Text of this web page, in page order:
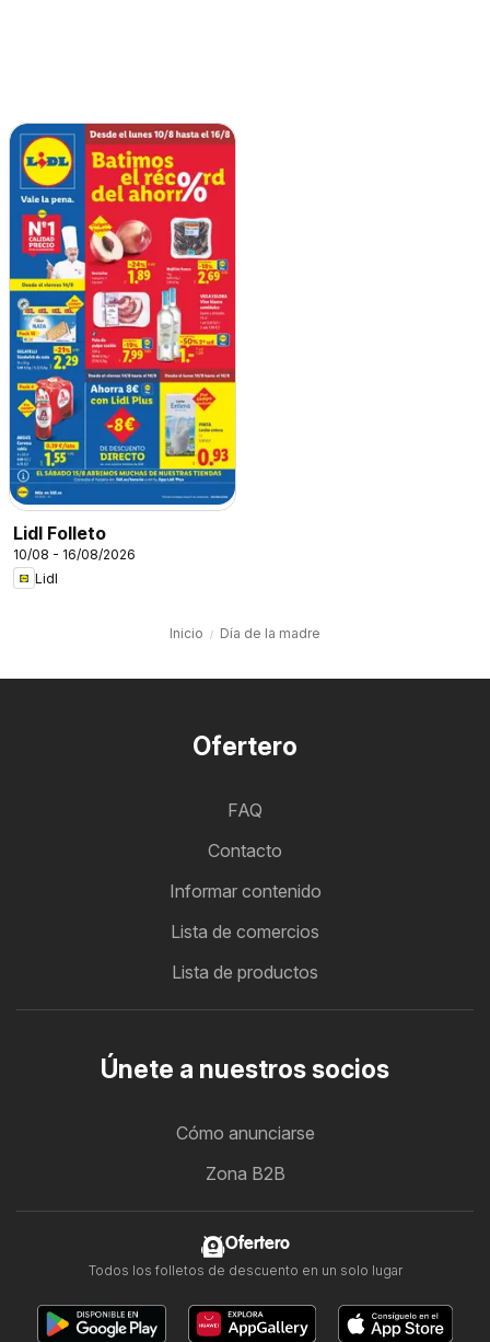
Lidl Folleto
10/08 - 16/08/2026
Lidl
Inicio Día de la madre
Ofertero
FAQ
Contacto
Informar contenido
Lista de comercios
Lista de productos
Únete a nuestros socios
Cómo anunciarse
Zona B2B
Ofertero
Todos los folletos de descuento en un solo lugar